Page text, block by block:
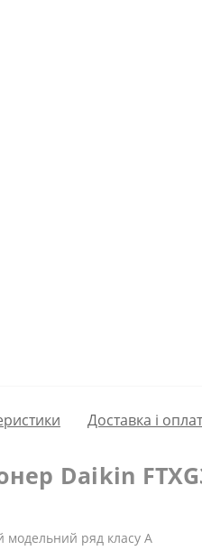
Доставка і
Daikin
модельний ряд класу A